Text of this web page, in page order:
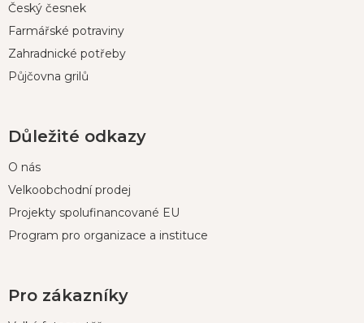
Český česnek
Farmářské potraviny
Zahradnické potřeby
Půjčovna grilů
Důležité odkazy
O nás
Velkoobchodní prodej
Projekty spolufinancované EU
Program pro organizace a instituce
Pro zákazníky